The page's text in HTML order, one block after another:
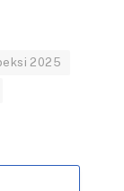
2025